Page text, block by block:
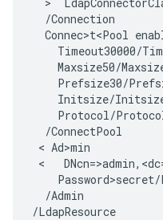
/Connection
Connec>t<Pool
Timeout30000/
Maxsize50/
Prefsize30/
Initsize/
Protocol/
/ConnectPool
< Ad>min
< DNcn=>admin, <dc
Password>secret/
/Admin
/LdapResource